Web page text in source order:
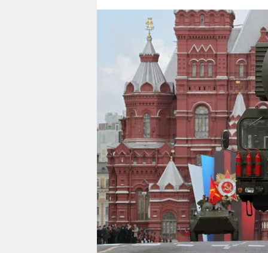
nord
wahrheit
verlag
verlag
veranstaltungen
shop
fragen & hilfe
unterstützen
abo
genossenschaft